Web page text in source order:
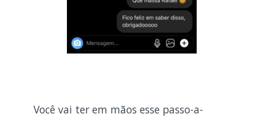
Você vai ter em mãos esse passo-a-